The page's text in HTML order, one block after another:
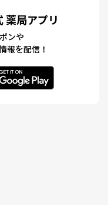
薬局アプリ
ンや
報を配信！